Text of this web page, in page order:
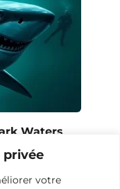
privée
votre
Waters